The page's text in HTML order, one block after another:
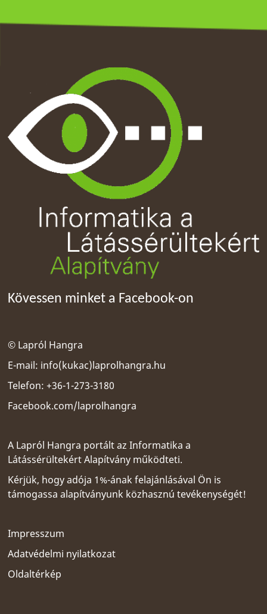
Kövessen minket a Facebook-on
© Lapról Hangra
E-mail: info(kukac)laprolhangra.hu
Telefon: +36-1-273-3180
Facebook.com/laprolhangra
A Lapról Hangra portált azInformatika a
Látássérültekért Alapítvány működteti.
Kérjük, hogy adója 1%-ának felajánlásával Ön is
támogassa alapítványunk közhasznú tevékenységét!
Impresszum
Adatvédelmi nyilatkozat
Oldaltérkép